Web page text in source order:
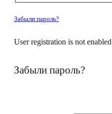
Забыли пароль?
User registration is not enabled
Забыли пароль?